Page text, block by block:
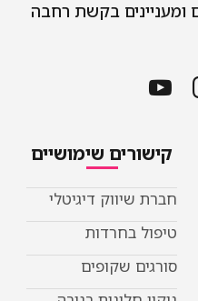
ומעניינים בקשת רחבה
קישורים שימושיים
חברת שיווק דיגיטלי
טיפול בחרדות
סורגים שקופים